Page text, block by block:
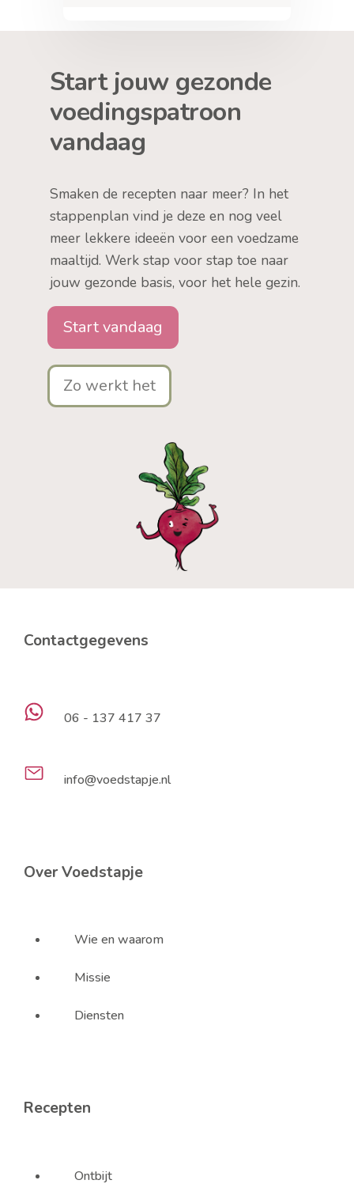
Start jouw gezonde
voedingspatroon
vandaag
Smaken de recepten naar meer? In het
stappenplan vind je deze en nog veel
meer lekkere ideeën voor een voedzame
maaltijd. Werk stap voor stap toe naar
jouw gezonde basis, voor het hele gezin.
Start vandaag
Zo werkt het
Contactgegevens
06 - 137 417 37
info@voedstapje.nl
Over Voedstapje
Wie en waarom
Missie
Diensten
Recepten
Ontbijt